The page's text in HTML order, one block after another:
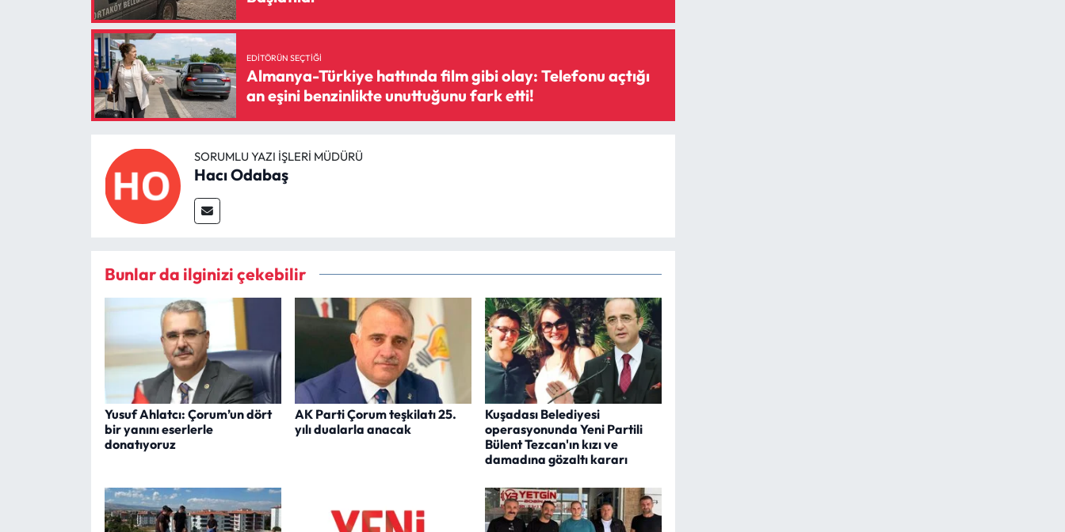
EDITÖRÜN SEÇTIĞI
Almanya-Türkiye hattında film gibi olay: Telefonu açtığı
an eşini benzinlikte unuttuğunu fark etti!
SORUMLU YAZI İŞLERI MÜDÜRÜ
Hacı Odabaş
Bunlar da ilginizi çekebilir
Yusuf Ahlatcı: Çorum’un dört
bir yanını eserlerle
donatıyoruz
AK Parti Çorum teşkilatı 25.
yılı dualarla anacak
Kuşadası Belediyesi
operasyonunda Yeni Partili
Bülent Tezcan'ın kızı ve
damadına gözaltı kararı